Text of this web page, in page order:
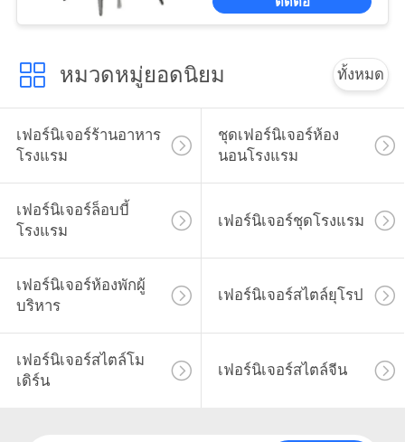
หมวดหมู่ยอดนิยม ทั้งหมด
เฟอร์นิเจอร์ร้านอาหาร
โรงแรม
ชุดเฟอร์นิเจอร์ห้อง
นอนโรงแรม
เฟอร์นิเจอร์ล็อบบี้
โรงแรม
เฟอร์นิเจอร์ชุดโรงแรม
เฟอร์นิเจอร์ห้องพักผู้
บริหาร
เฟอร์นิเจอร์สไตล์ยุโรป
เฟอร์นิเจอร์สไตล์โม
เดิร์น
เฟอร์นิเจอร์สไตล์จีน